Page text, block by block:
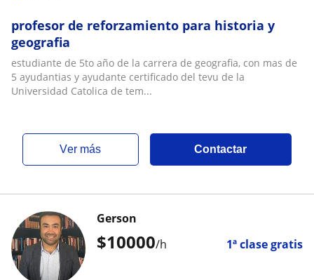
profesor de reforzamiento para historia y
geografia
estudiante de 5to año de la carrera de geografia, con mas de
5 ayudantias y ayudante certificado del tevu de la
Universidad Catolica de tem...
ver más Contactar
$10000/h 1ª clase gratis
Gerson